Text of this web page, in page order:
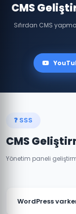
CMS
Sıfırdan CMS
❓ SSS
CMS
Yönetim paneli
WordPress